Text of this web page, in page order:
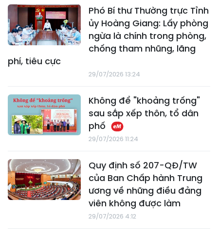
Phó Bí thư Thường trực Tỉnh
ủy Hoàng Giang: Lấy phòng
ngừa là chính trong phòng,
chống tham nhũng, lãng
phí, tiêu cực
29/07/2026 13:24
Không để "khoảng trống"
sau sắp xếp thôn, tổ dân
phố
29/07/2026 11:24
Quy định số 207-QĐ/TW
của Ban Chấp hành Trung
ương về những điều đảng
viên không được làm
29/07/2026 4:12